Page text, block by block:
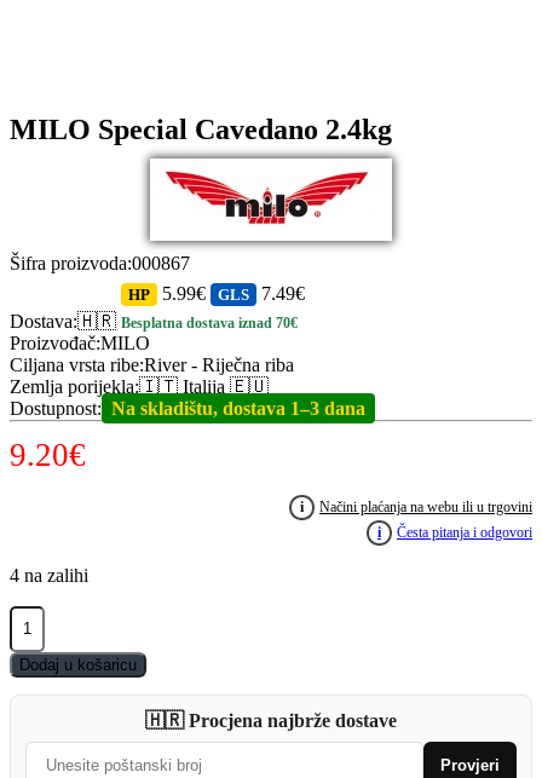
MILO Special Cavedano 2.4kg
Šifra proizvoda:000867
Dostava:🇭🇷
HP 5.99€ GLS 7.49€
Besplatna dostava iznad 70€
Proizvođač:MILO
Ciljana vrsta ribe:River - Riječna riba
Zemlja porijekla:🇮🇹 Italija 🇪🇺
Dostupnost: Na skladištu, dostava 1–3 dana
9.20€
i
Načini plaćanja na webu ili u trgovini
i
Česta pitanja i odgovori
4 na zalihi
MILO
Special
Cavedano
2.4kg
quantity
Dodaj u košaricu
🇭🇷 Procjena najbrže dostave
Provjeri